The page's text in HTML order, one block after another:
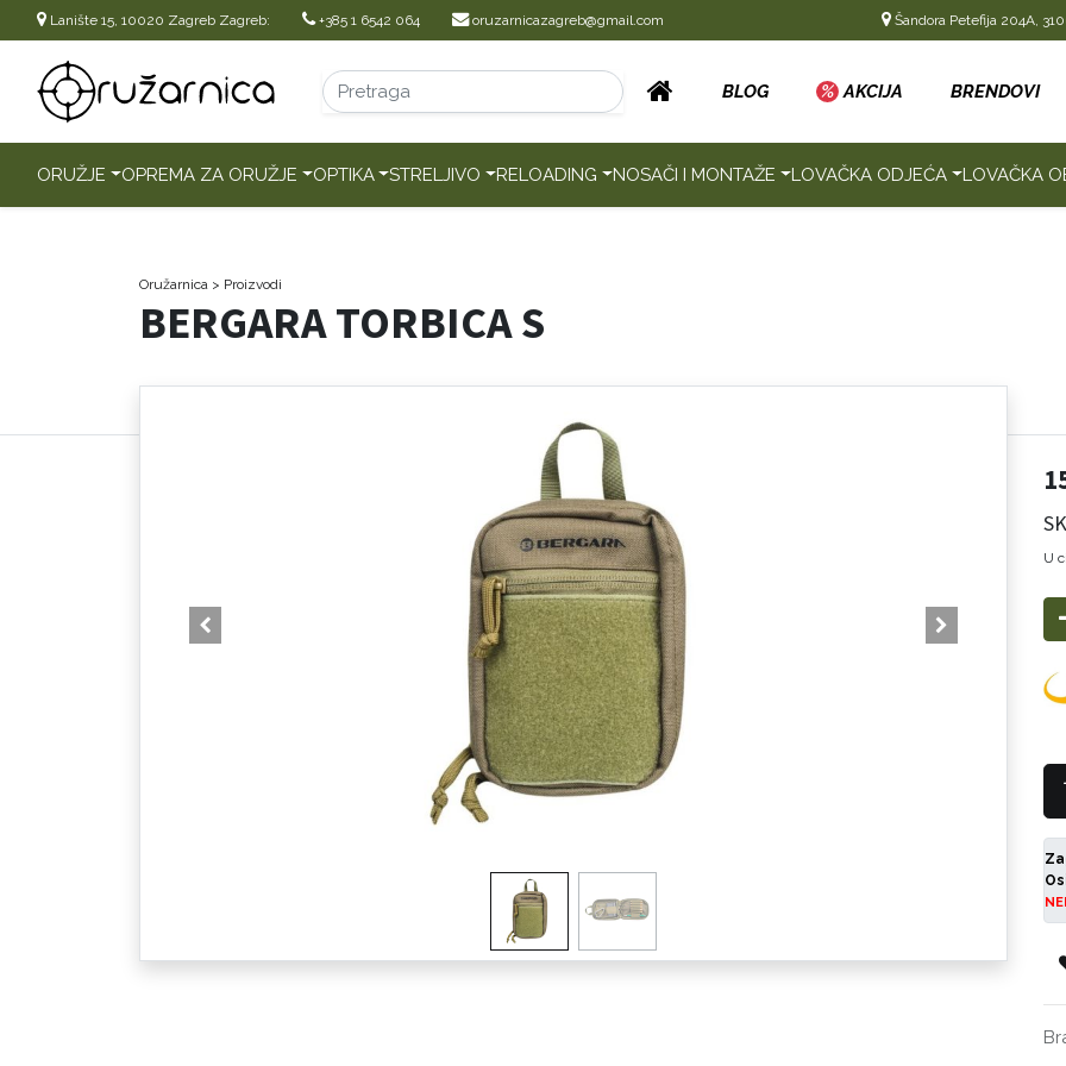
Lanište 15, 10020 Zagreb Zagreb: +385 1 6542 064 oruzarnicazagreb@gmail.com Šandora Petefija 204A,
BLOG % AKCIJA BRENDOVI
ORUŽJE OPREMA ZA ORUŽJE OPTIKA STRELJIVO RELOADING NOSAČI I MONTAŽE LOVAČKA ODJEĆA LOVAČKA
Oružarnica > Proizvodi
BERGARA TORBICA S
U